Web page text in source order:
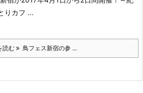
りカフ ...
読む 鳥フェス新宿の参 ...